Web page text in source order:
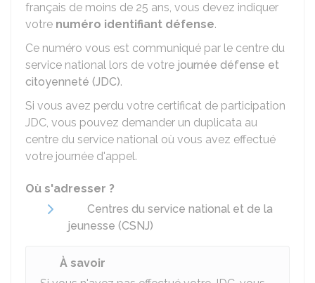
français de moins de 25 ans, vous devez indiquer
votre numéro identifiant défense.
Ce numéro vous est communiqué par le centre du
service national lors de votre journée défense et
citoyenneté (JDC).
Si vous avez perdu votre certificat de participation
JDC, vous pouvez demander un duplicata au
centre du service national où vous avez effectué
votre journée d'appel.
Où s'adresser ?
Centres du service national et de la
jeunesse (CSNJ)
À savoir